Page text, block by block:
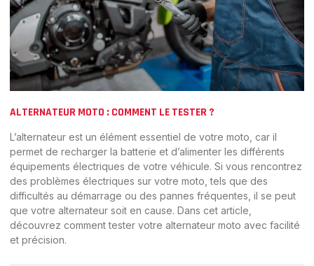
ALTERNATEUR MOTO : COMMENT LE TESTER ?
L’alternateur est un élément essentiel de votre moto, car il
permet de recharger la batterie et d’alimenter les différents
équipements électriques de votre véhicule. Si vous rencontrez
des problèmes électriques sur votre moto, tels que des
difficultés au démarrage ou des pannes fréquentes, il se peut
que votre alternateur soit en cause. Dans cet article,
découvrez comment tester votre alternateur moto avec facilité
et précision.